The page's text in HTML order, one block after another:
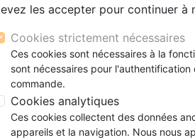
gros caractères
d'étude
de mariage
adultes
CD
CD
spectacles
conférences
LUTIN RIEN
Référence
Description
les accepter pour continuer à
Cookies strictement nécessaires
Ces cookies sont nécessaires à la
sont nécessaires pour
commande.
Cookies analytiques
Ces cookies collectent des données
appareils et la navigation. Nous nous